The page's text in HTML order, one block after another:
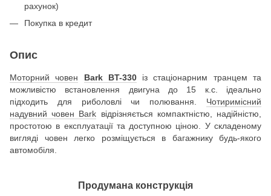
рахунок)
Покупка в кредит
Опис
Моторний човен Bark BT-330із стаціонарним транцем та
можливістю встановлення двигуна до 15 к.с. ідеально
підходить для риболовлі чи полювання. Чотиримісний
надувний човен Bark відрізняється компактністю, надійністю,
простотою в експлуатації та доступною ціною. У складеному
вигляді човен легко розміщується в багажнику будь-якого
автомобіля.
Продумана конструкція